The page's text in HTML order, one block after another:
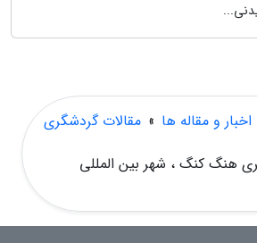
و مقاله ها » مقالات گردشگری
هنگ کنگ ، شهر بین المللی